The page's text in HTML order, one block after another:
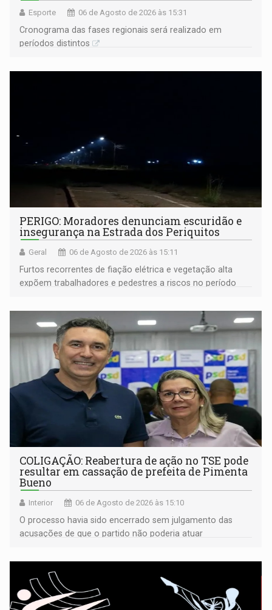
Esporte 06 de Agosto de 2026 às 15:31
Cronograma das fases regionais será realizado em
períodos distintos
PERIGO: Moradores denunciam escuridão e
insegurança na Estrada dos Periquitos
Geral 06 de Agosto de 2026 às 15:11
Furtos recorrentes de fiação elétrica e vegetação alta
expõem trabalhadores e pedestres a riscos no período
COLIGAÇÃO: Reabertura de ação no TSE pode
resultar em cassação de prefeita de Pimenta
Bueno
Interior 06 de Agosto de 2026 às 15:10
O processo havia sido encerrado sem julgamento das
acusações de que o partido não poderia atuar